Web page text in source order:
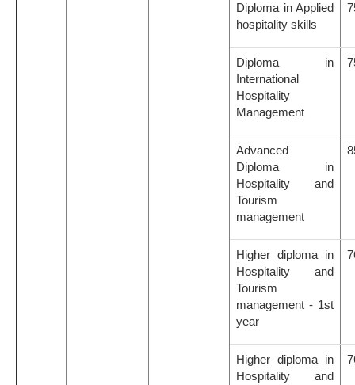
Diploma in Applied
hospitality skills
Diploma in
International
Hospitality
Management
Advanced
Diploma in
Hospitality and
Tourism
management
Higher diploma in
Hospitality and
Tourism
management - 1st
year
Higher diploma in
Hospitality and